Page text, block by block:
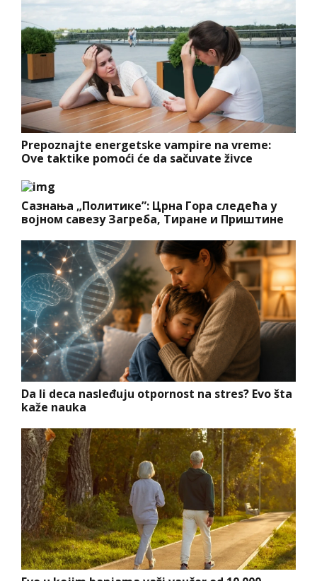
Prepoznajte energetske vampire na vreme:
Ove taktike pomoći će da sačuvate živce
Сазнања „Политике”: Црна Гора следећа у
војном савезу Загреба, Тиране и Приштине
Da li deca nasleđuju otpornost na stres? Evo šta
kaže nauka